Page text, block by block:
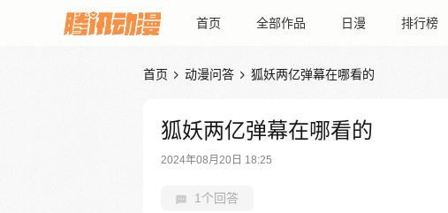
首页 全部作品 日漫 排行榜
首页  动漫问答  狐妖两亿弹幕在哪看的
狐妖两亿弹幕在哪看的
2024年08月20日 18:25
1个回答